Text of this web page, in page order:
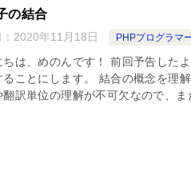
の結合
2020年11月18日 PHPプログラマ
ちは、めのんです！ 前回予告した
ることにします。 結合の概念を理
翻訳単位の理解が不可欠なので、